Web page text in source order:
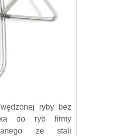
ryby bez
do ryb firmy
ze stali